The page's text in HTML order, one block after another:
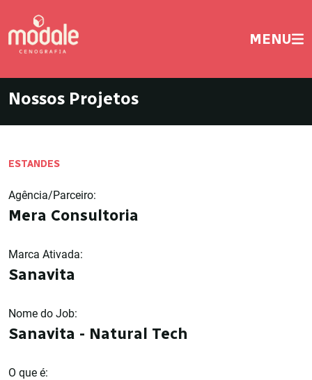
MENU
Nossos Projetos
ESTANDES
Agência/Parceiro:
Mera Consultoria
Marca Ativada:
Sanavita
Nome do Job:
Sanavita - Natural Tech
O que é: